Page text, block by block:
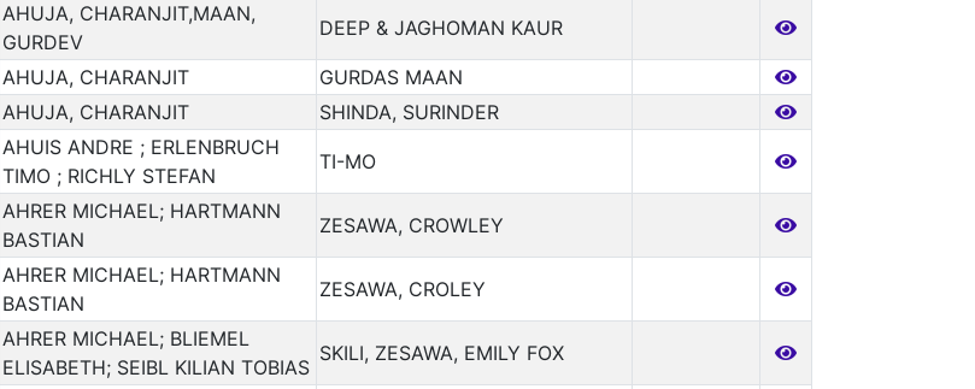
AHUJA, CHARANJIT,MAAN,
GURDEV
DEEP & JAGHOMAN KAUR
AHUJA, CHARANJIT
GURDAS MAAN
AHUJA, CHARANJIT SHINDA, SURINDER
AHUIS ANDRE ; ERLENBRUCH
TIMO ; RICHLY STEFAN
TI-MO
AHRER MICHAEL; HARTMANN
BASTIAN
ZESAWA, CROWLEY
AHRER MICHAEL; HARTMANN
BASTIAN
ZESAWA, CROLEY
AHRER MICHAEL; BLIEMEL
ELISABETH; SEIBL KILIAN TOBIAS
SKILI, ZESAWA, EMILY FOX